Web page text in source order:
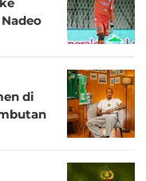
di